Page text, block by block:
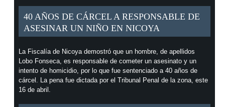
40 AÑOS DE CÁRCEL A RESPONSABLE DE
ASESINAR UN NIÑO EN NICOYA
La Fiscalía de Nicoya demostró que un hombre, de apellidos
Lobo Fonseca, es responsable de cometer un asesinato y un
intento de homicidio, por lo que fue sentenciado a 40 años de
cárcel. La pena fue dictada por el Tribunal Penal de la zona, este
16 de abril.